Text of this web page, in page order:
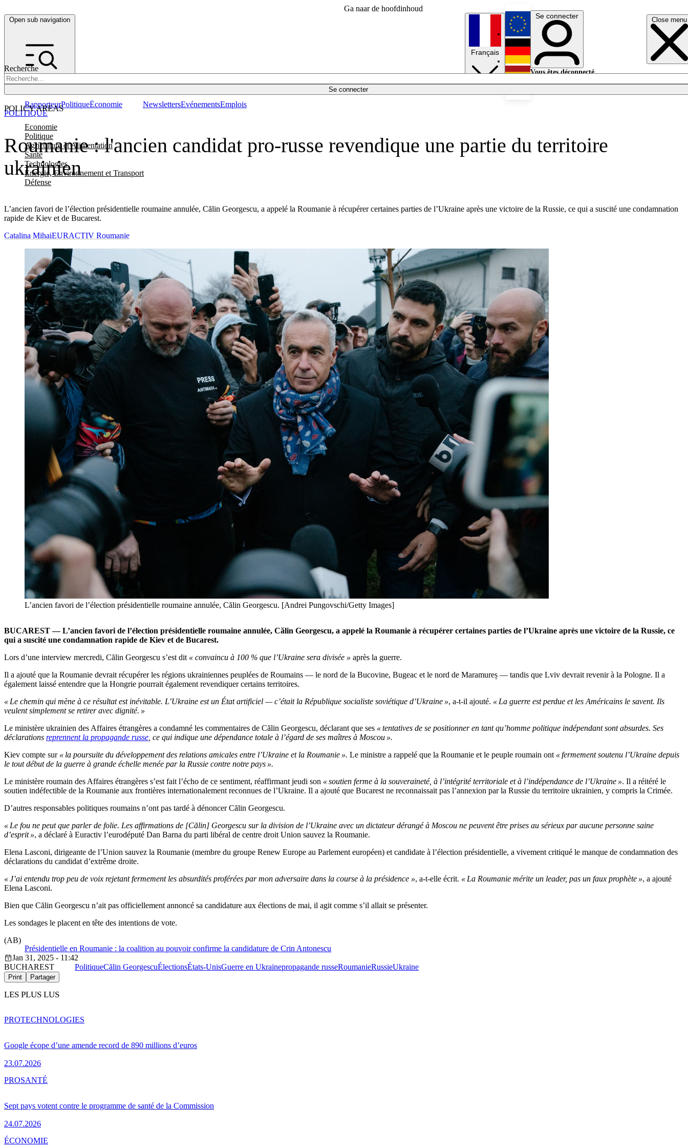
Ga naar de hoofdinhoud
Open sub navigation Close menu
Recherche
Se connecter
POLICY AREAS
Economie
Politique
Agriculture et Alimentation
Santé
Technologies
Energie, Environnement et Transport
Défense
RapporteurPolitiqueÉconomie NewslettersEvénementsEmplois
Français
English
Deutsch
Se connecter
Vous êtes déconnecté.
Roumanie : l'ancien candidat pro-russe revendique une partie du territoire
ukrainien
L’ancien favori de l’élection présidentielle roumaine annulée, Călin Georgescu, a appelé la Roumanie à récupérer certaines parties de l’Ukraine après une victoire de la Russie, ce qui a suscité une condamnation
rapide de Kiev et de Bucarest.
POLITIQUE
Catalina MihaiEURACTIV Roumanie
L’ancien favori de l’élection présidentielle roumaine annulée, Călin Georgescu. [Andrei Pungovschi/Getty Images]
BUCAREST — L’ancien favori de l’élection présidentielle roumaine annulée, Călin Georgescu, a appelé la Roumanie à récupérer certaines parties de l’Ukraine après une victoire de la Russie, ce
qui a suscité une condamnation rapide de Kiev et de Bucarest.
Lors d’une interview mercredi, Călin Georgescu s’est dit « convaincu à 100 % que l’Ukraine sera divisée » après la guerre.
Il a ajouté que la Roumanie devrait récupérer les régions ukrainiennes peuplées de Roumains — le nord de la Bucovine, Bugeac et le nord de Maramureș — tandis que Lviv devrait revenir à la Pologne. Il a
également laissé entendre que la Hongrie pourrait également revendiquer certains territoires.
« Le chemin qui mène à ce résultat est inévitable. L’Ukraine est un État artificiel — c’était la République socialiste soviétique d’Ukraine », a-t-il ajouté. « La guerre est perdue et les Américains le savent. Ils
veulent simplement se retirer avec dignité. »
Le ministère ukrainien des Affaires étrangères a condamné les commentaires de Călin Georgescu, déclarant que ses « tentatives de se positionner en tant qu’homme politique indépendant sont absurdes. Ses
déclarations reprennent la propagande russe , ce qui indique une dépendance totale à l’égard de ses maîtres à Moscou ».
Kiev compte sur « la poursuite du développement des relations amicales entre l’Ukraine et la Roumanie ». Le ministre a rappelé que la Roumanie et le peuple roumain ont « fermement soutenu l’Ukraine depuis
le tout début de la guerre à grande échelle menée par la Russie contre notre pays ».
Le ministère roumain des Affaires étrangères s’est fait l’écho de ce sentiment, réaffirmant jeudi son « soutien ferme à la souveraineté, à l’intégrité territoriale et à l’indépendance de l’Ukraine ». Il a réitéré le
soutien indéfectible de la Roumanie aux frontières internationalement reconnues de l’Ukraine. Il a ajouté que Bucarest ne reconnaissait pas l’annexion par la Russie du territoire ukrainien, y compris la Crimée.
D’autres responsables politiques roumains n’ont pas tardé à dénoncer Călin Georgescu.
« Le fou ne peut que parler de folie. Les affirmations de [Călin] Georgescu sur la division de l’Ukraine avec un dictateur dérangé à Moscou ne peuvent être prises au sérieux par aucune personne saine
d’esprit », a déclaré à Euractiv l’eurodéputé Dan Barna du parti libéral de centre droit Union sauvez la Roumanie.
Elena Lasconi, dirigeante de l’Union sauvez la Roumanie (membre du groupe Renew Europe au Parlement européen) et candidate à l’élection présidentielle, a vivement critiqué le manque de condamnation des
déclarations du candidat d’extrême droite.
« J’ai entendu trop peu de voix rejetant fermement les absurdités proférées par mon adversaire dans la course à la présidence », a-t-elle écrit. « La Roumanie mérite un leader, pas un faux prophète », a ajouté
Elena Lasconi.
Bien que Călin Georgescu n’ait pas officiellement annoncé sa candidature aux élections de mai, il agit comme s’il allait se présenter.
Les sondages le placent en tête des intentions de vote.
Présidentielle en Roumanie : la coalition au pouvoir confirme la candidature de Crin Antonescu
(AB)
Jan 31, 2025 - 11:42
BUCHAREST
PolitiqueCălin GeorgescuÉlectionsÉtats-UnisGuerre en Ukrainepropagande russeRoumanieRussieUkraine
Print Partager
LES PLUS LUS
Google écope d’une amende record de 890 millions d’euros
23.07.2026
PROTECHNOLOGIES
Sept pays votent contre le programme de santé de la Commission
24.07.2026
PROSANTÉ
ÉCONOMIE